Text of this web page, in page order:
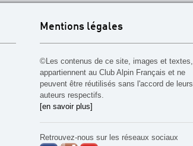
Mentions légales
©Les contenus de ce site, images et textes,
appartiennent au Club Alpin Français et ne
peuvent être réutilisés sans l'accord de leurs
auteurs respectifs.
[en savoir plus]
Retrouvez-nous sur les réseaux sociaux